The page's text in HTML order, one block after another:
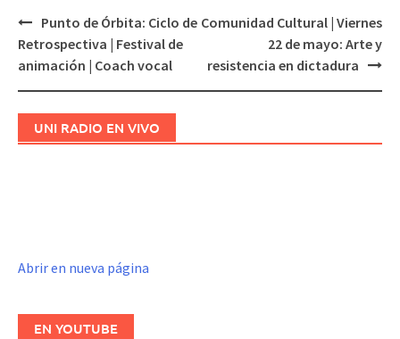
Navegación
de
Punto de Órbita: Ciclo de
Retrospectiva | Festival de
animación | Coach vocal
Comunidad Cultural | Viernes
22 de mayo: Arte y
resistencia en dictadura
UNI RADIO EN VIVO
Abrir en nueva página
EN YOUTUBE